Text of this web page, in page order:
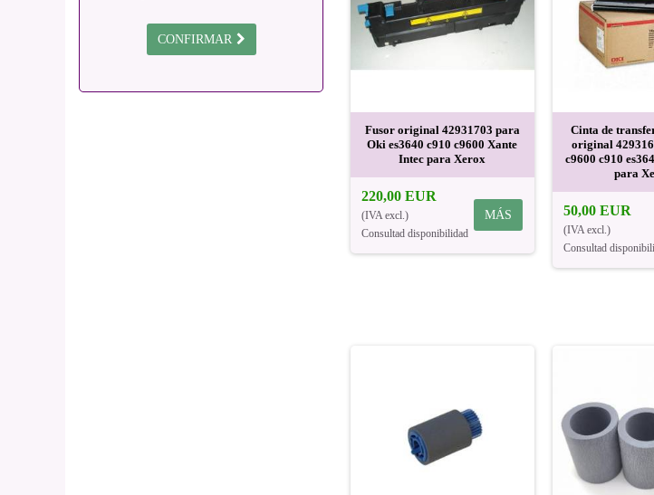
CONFIRMAR
Fusor original 42931703 para
Oki es3640 c910 c9600 Xante
Intec para Xerox
220,00 EUR
(IVA excl.)
Consultad disponibilidad
MÁS
Cinta de
original
c9600 c910
para
50,00 EUR
(IVA excl.)
Consultad